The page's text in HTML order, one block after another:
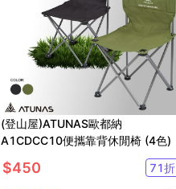
(登山屋)ATUNAS歐都納
A1CDCC10便攜靠背休閒椅 (4色)
$450 71折